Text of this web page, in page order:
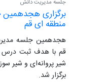
جلسه مدیریت دانش
برگزاری
منطقه ای قم
هجدهمین جلسه
قم با هدف ثبت درس
شیر پروانه‌ای و شیر
برگزار شد.